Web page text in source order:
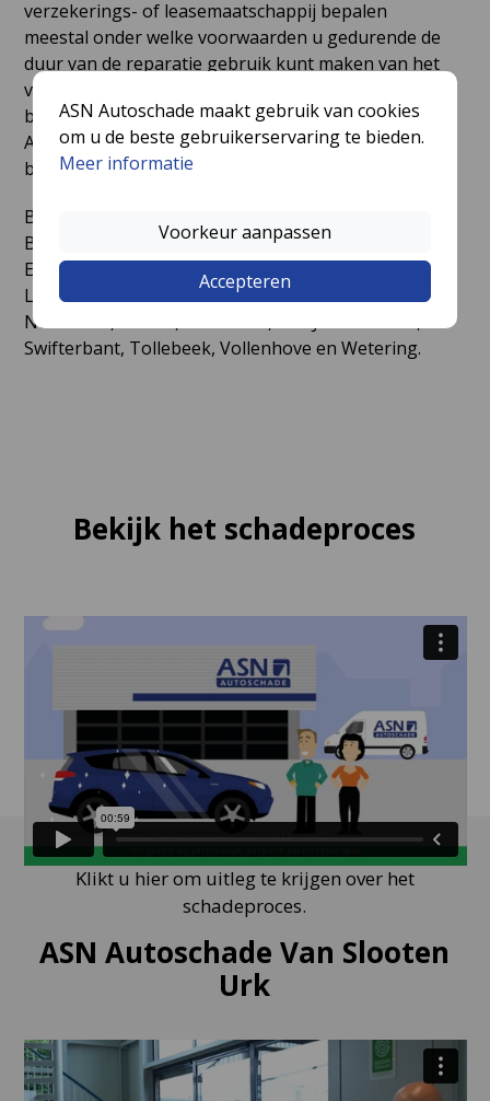
verzekerings- of leasemaatschappij bepalen
meestal onder welke voorwaarden u gedurende de
duur van de reparatie gebruik kunt maken van het
vervangend vervoer aanbod of de haal- en
brengservice. In veel gevallen is dit zelfs gratis. ASN
Autoschade Van Slooten Urk verzorgt de haal- en
brengservice in de volgende plaatsen rondom Urk:
Baarlo, Bant, Belt-Schutsloot, Biddinghuizen,
Blankenham, Blokzijl, Creil, Dronten, Emmeloord,
Ens, Espel, Giethoorn, Kraggenburg, Kuinre,
Lelystad, Luttelgeest, Marknesse, Nagele,
Nederland, Rutten, Schokland, Sint Jansklooster,
Swifterbant, Tollebeek, Vollenhove en Wetering.
Bekijk het schadeproces
Klikt u hier om uitleg te krijgen over het
schadeproces.
ASN Autoschade Van Slooten
Urk
ASN Autoschade maakt gebruik van cookies
om u de beste gebruikerservaring te bieden.
Meer informatie
Voorkeur aanpassen
Accepteren